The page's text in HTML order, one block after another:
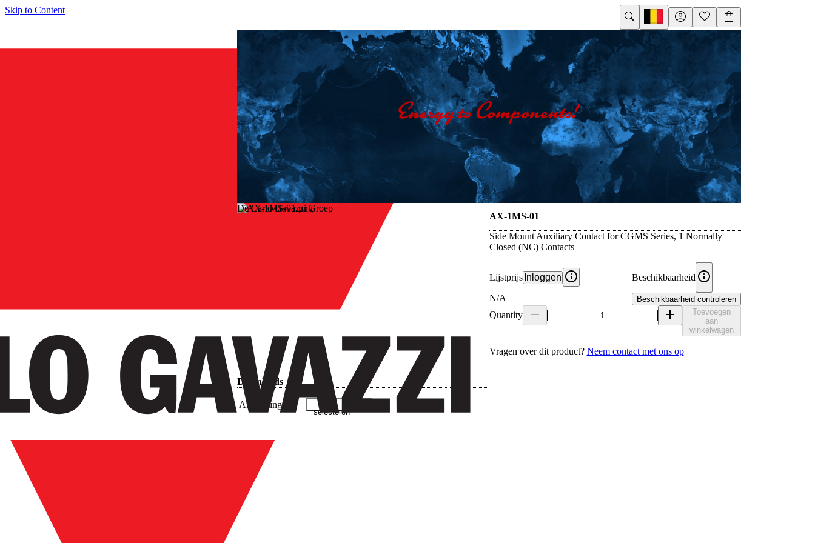
Skip to Content
De Carlo Gavazzi Groep
AX-1MS-01
Side Mount Auxiliary Contact for CGMS Series, 1 Normally
Closed (NC) Contacts
Lijstprijs Inloggen
N/A
Beschikbaarheid
Beschikbaarheid controleren
Quantity
Toevoegen
aan
winkelwagen
Vragen over dit product? Neem contact met ons op
Downloads
Afbeeldingen
selecteren